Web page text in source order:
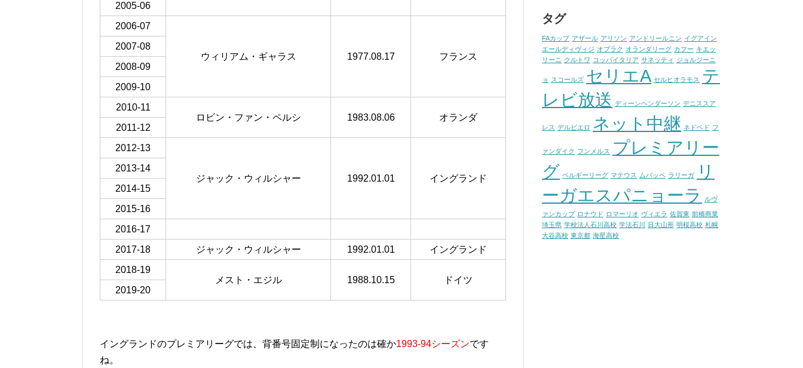
2005-06
2006-07
ウィリアム・ギャラス 1977.08.17 フランス
2007-08
2008-09
2009-10
2010-11
ロビン・ファン・ペルシ
1983.08.06
オランダ
2011-12
2012-13
ジャック・ウィルシャー 1992.01.01 イングランド
2013-14
2014-15
2015-16
2016-17
2017-18
ジャック・ウィルシャー 1992.01.01
イングランド
2018-19
メスト・エジル
1988.10.15
ドイツ
2019-20
イングランドのプレミアリーグでは、背番号固定制になったのは確か1993-94シーズンです
ね。
タグ
FAカップ アザール アリソン アンドリールニン イグアイン
エールディヴィジ オブラク オランダリーグ カフー キエッ
リーニ クルトワ コッパイタリア サネッティ ジョルジーニ
ョ スコールズ セリエA セルヒオラモス
テ
レビ放送 ディーンヘンダーソン デニススア
レス デルピエロ ネット中継 ネドベド フ
ァンダイク フンメルス
プレミアリー
グ ベルギーリーグ マテウス ムバッペ ラリーガ
リ
ーガエスパニョーラ
ルヴ
ァンカップ ロナウド ロマーリオ ヴィエラ 佐賀東 前橋商業
埼玉県 学校法人石川高校 学法石川 日大山形 明桜高校 札幌
大谷高校 東京都 海星高校